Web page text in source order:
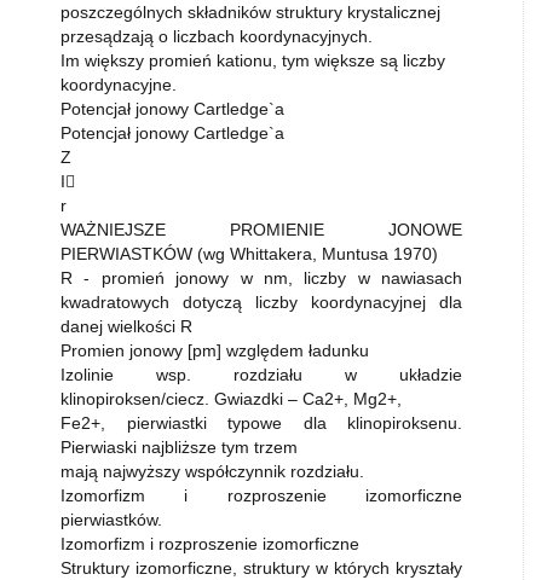
poszczególnych składników struktury krystalicznej
przesądzają o liczbach koordynacyjnych.
Im większy promień kationu, tym większe są liczby
koordynacyjne.
Potencjał jonowy Cartledge`a
Potencjał jonowy Cartledge`a
Z
I
r
WAŻNIEJSZE PROMIENIE JONOWE
PIERWIASTKÓW (wg Whittakera, Muntusa 1970)
R - promień jonowy w nm, liczby w nawiasach
kwadratowych dotyczą liczby koordynacyjnej dla
danej wielkości R
Promien jonowy [pm] względem ładunku
Izolinie wsp. rozdziału w układzie
klinopiroksen/ciecz. Gwiazdki – Ca2+, Mg2+,
Fe2+, pierwiastki typowe dla klinopiroksenu.
Pierwiaski najbliższe tym trzem
mają najwyższy współczynnik rozdziału.
Izomorfizm i rozproszenie izomorficzne
pierwiastków.
Izomorfizm i rozproszenie izomorficzne
Struktury izomorficzne, struktury w których kryształy